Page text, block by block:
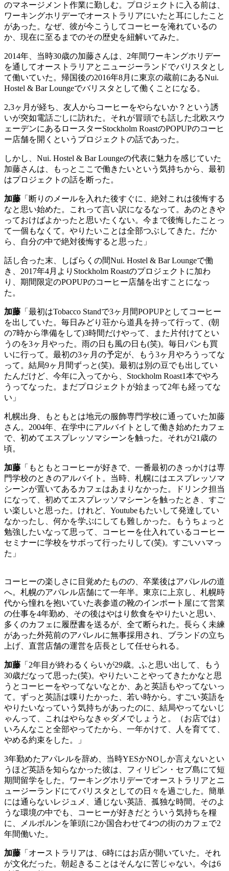
のマネージメント作業に勤しむ。プロジェクトに入る前は、
ワーキングホリデーでオーストラリアにいたと耳にしたこと
があった。なぜ、彼が今こうしてコーヒーを淹れているの
か、現在に至るまでのその歴史を紐解いてみた。
2014年、当時30歳の加藤さんは、 2年間ワーキングホリデー
を通してオーストラリアとニュージーランドでバリスタとし
て働いていた。帰国後の2016年8月に東京の蔵前にあるNui.
Hostel & Bar Loungeでバリスタとして働くことになる。
2,3ヶ月が経ち、友人からコーヒーをやらないか？という誘
いが突如電話ごしに訪れた。それが冒頭でも話した北欧スウ
ェーデンにあるロースターStockholm RoastのPOPUPのコーヒ
ー店舗を開くというプロジェクトの話であった。
しかし、 Nui. Hostel & Bar Loungeの代表に魅力を感じていた
加藤さんは、もっとここで働きたいという気持ちから、最初
はプロジェクトの話を断った。
加藤 「断りのメールを入れた後すぐに、絶対これは後悔する
なと思い始めた。これって言い訳になるなって。あのときや
っておけばよかったと思いたくない。今まで後悔したことっ
て一個もなくて。やりたいことは全部つぶしてきた。だか
ら、自分の中で絶対後悔すると思った」
話し合った末、しばらくの間Nui. Hostel & Bar Loungeで働
き、 2017年4月より Stockholm Roastのプロジェクトに加わ
り、期間限定のPOPUPのコーヒー店舗を出すことになっ
た。
加藤 「最初はTobacco Standで3ヶ月間POPUPとしてコーヒー
を出していた。毎日みどり荘から道具を持って行って、 (朝
の7時から準備をして)3時間だけやって、また片付けてとい
うのを3ヶ月やった。雨の日も風の日も(笑)。毎日パンも買
いに行って。最初の3ヶ月の予定が、もう 3ヶ月やろうってな
って。結局9ヶ月間ずっと(笑)。最初は別の豆でも出してい
たんだけど、今年に入ってから、 Stockholm Roast1本でやろ
うってなった。まだプロジェクトが始まって2年も経ってな
い」
札幌出身、もともとは地元の服飾専門学校に通っていた加藤
さん。 2004年、在学中にアルバイトとして働き始めたカフェ
で、初めてエスプレッソマシーンを触った。それが21 歳の
頃。
加藤 「もともとコーヒーが好きで、一番最初のきっかけは専
門学校のときのアルバイト。当時、札幌にはエスプレッソマ
シーンが置いてあるカフェはあまりなかった。ドリンク担当
になって、初めてエスプレッソマシーンを触ったとき、すご
い楽しいと思った。けれど、 Youtubeもたいして発達してい
なかったし、何かを学ぶにしても難しかった。もうちょっと
勉強したいなって思って、コーヒーを仕入れているコーヒー
セミナーに学校をサボって行ったりして(笑)。すごいハマっ
た」
コーヒーの楽しさに目覚めたものの、卒業後はアパレルの道
へ。札幌のアパレル店舗にて一年半。東京に上京し、札幌時
代から憧れを抱いていた表参道の靴のインポート屋にて営業
の仕事を4年勤め、その後はやはり飲食をやりたいと思い、
多くのカフェに履歴書を送るが、全て断られた。長らく未練
があった外苑前のアパレルに無事採用され、ブランドの立ち
上げ、直営店舗の運営を店長として任せられる。
加藤 「 2年目が終わるくらいが29歳。ふと思い出して、もう
30歳だなって思った(笑)。やりたいことやってきたかなと思
うとコーヒーをやってないなとか、あと英語もやってないっ
て。ずっと英語は喋りたかった、若い時から。すごい英語を
やりたいなっていう気持ちがあったのに、結局やってないじ
ゃんって、これはやらなきゃダメでしょうと。（お店では）
いろんなこと全部やってたから、一年かけて、人を育てて、
やめる約束をした。」
3年勤めたアパレルを辞め、当時YESかNO しか言えないとい
うほど英語を知らなかった彼は、フィリピン・セブ島にて短
期間留学をした。ワーキングホリデーでオーストラリアとニ
ュージーランドにてバリスタとしての日々を過ごした。簡単
には通らないレジュメ、通じない英語、孤独な時間。そのよ
うな環境の中でも、コーヒーが好きだとういう気持ちを糧
に、メルボルンを筆頭に2か国合わせて4つの街のカフェで2
年間働いた。
加藤 「オーストラリアは、 6時にはお店が開いていた。それ
が文化だった。朝起きることはそんなに苦じゃない。今は6